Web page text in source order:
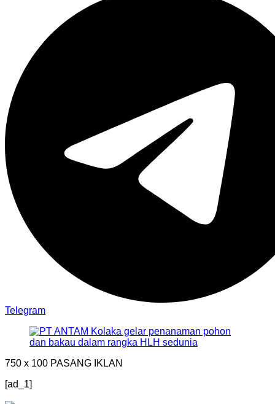
Telegram
750 x 100 PASANG IKLAN
[ad_1]